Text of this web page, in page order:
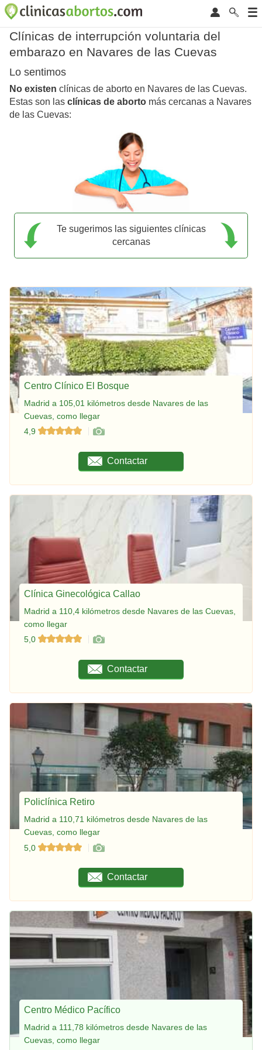
Clínicas de interrupción voluntaria del
embarazo en Navares de las Cuevas
Lo sentimos
No existen clínicas de aborto en Navares de las Cuevas.
Estas son las clínicas de aborto más cercanas a Navares
de las Cuevas:
Te sugerimos las siguientes clínicas
cercanas
Centro Clínico El Bosque
Madrid a 105,01 kilómetros desde Navares de las
Cuevas, como llegar
4,9
Contactar
Clínica Ginecológica Callao
Madrid a 110,4 kilómetros desde Navares de las Cuevas,
como llegar
5,0
Contactar
Policlínica Retiro
Madrid a 110,71 kilómetros desde Navares de las
Cuevas, como llegar
5,0
Contactar
Centro Médico Pacífico
Madrid a 111,78 kilómetros desde Navares de las
Cuevas, como llegar